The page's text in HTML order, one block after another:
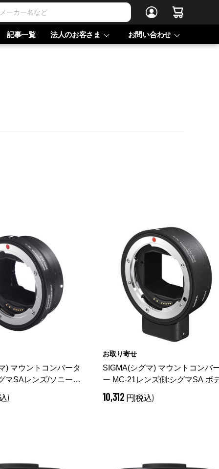
記事一覧 法人のお客さま お問い合わせ
) マウントコンバータ
マSAレンズ/ソニーE
)
お取り寄せ
SIGMA(シグマ) マウントコンバ
ー MC-21レンズ側:シグマSA ボ
側:パナソニックLマウント
10,312 円(税込)